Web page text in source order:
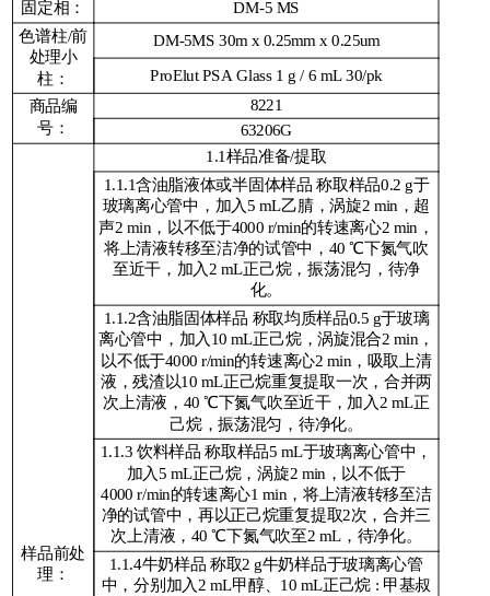
固定相：
DM-5 MS
色谱柱/前
处理小
柱：
DM-5MS 30m x 0.25mm x 0.25um
ProElut PSA Glass 1 g / 6 mL 30/pk
商品编
号：
8221
63206G
样品前处
理：
1.1样品准备/提取
1.1.1含油脂液体或半固体样品 称取样品0.2 g于
玻璃离心管中，加入5 mL乙腈，涡旋2 min，超
声2 min，以不低于4000 r/min的转速离心2 min，
将上清液转移至洁净的试管中，40 ℃下氮气吹
至近干，加入2 mL正己烷，振荡混匀，待净
化。
1.1.2含油脂固体样品 称取均质样品0.5 g于玻璃
离心管中，加入10 mL正己烷，涡旋混合2 min，
以不低于4000 r/min的转速离心2 min，吸取上清
液，残渣以10 mL正己烷重复提取一次，合并两
次上清液，40 ℃下氮气吹至近干，加入2 mL正
己烷，振荡混匀，待净化。
1.1.3 饮料样品 称取样品5 mL于玻璃离心管中，
加入5 mL正己烷，涡旋2 min，以不低于
4000 r/min的转速离心1 min，将上清液转移至洁
净的试管中，再以正己烷重复提取2次，合并三
次上清液，40 ℃下氮气吹至2 mL，待净化。
1.1.4牛奶样品 称取2 g牛奶样品于玻璃离心管
中，分别加入2 mL甲醇、10 mL正己烷 : 甲基叔